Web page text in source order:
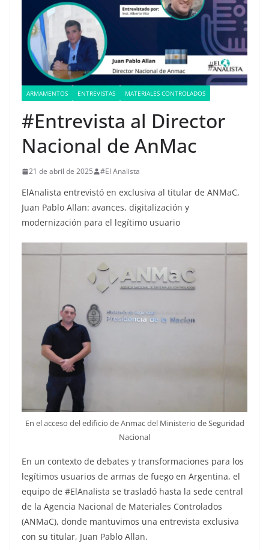
ARMAMENTOS ENTREVISTAS MATERIALES CONTROLADOS
#Entrevista al Director
Nacional de AnMac
21 de abril de 2025 #El Analista
ElAnalista entrevistó en exclusiva al titular de ANMaC,
Juan Pablo Allan: avances, digitalización y
modernización para el legítimo usuario
En el acceso del edificio de Anmac del Ministerio de Seguridad
Nacional
En un contexto de debates y transformaciones para los
legítimos usuarios de armas de fuego en Argentina, el
equipo de #ElAnalista se trasladó hasta la sede central
de la Agencia Nacional de Materiales Controlados
(ANMaC), donde mantuvimos una entrevista exclusiva
con su titular, Juan Pablo Allan.